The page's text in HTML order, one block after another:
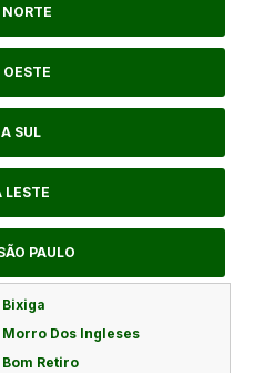
SUL
LESTE
PAULO
Bixiga
Morro Dos Ingleses
Bom Retiro